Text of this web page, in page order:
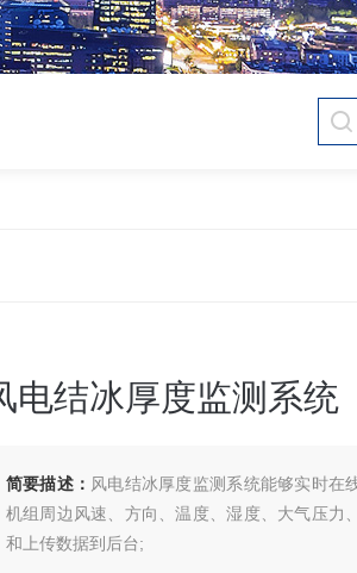
电结冰厚度监测系统
简要描述： 风电结冰厚度监测系统能够实时在
机组周边风速、方向、温度、湿度、大气压力
和上传数据到后台;